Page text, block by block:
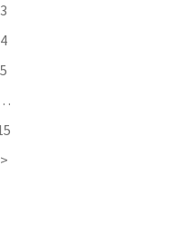
3
4
5
>